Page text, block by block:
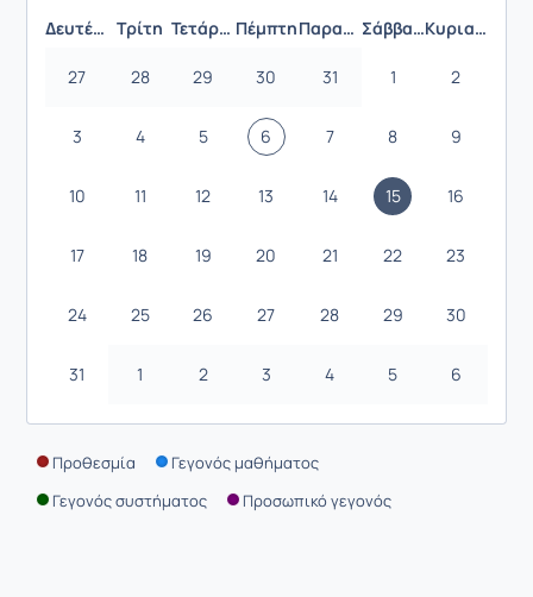
Δευτέρα Τρίτη Τετάρτη Πέμπτη Παρασκευή Σάββατο Κυριακή
27 28 29 30 31 1 2
3 4 5 6 7 8 9
10 11 12 13 14 15 16
17 18 19 20 21 22 23
24 25 26 27 28 29 30
31 1 2 3 4 5 6
Προθεσμία
Γεγονός μαθήματος
Γεγονός συστήματος
Προσωπικό γεγονός